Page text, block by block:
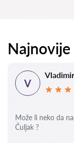
Najnovije
V
Može li neko da
Čuljak ?